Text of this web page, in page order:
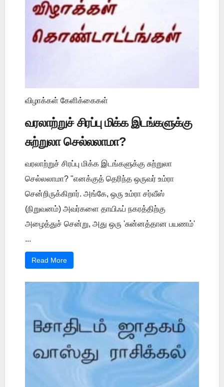
விழாக்கள் கேளிக்கைகள்
வரலாற்றுச் சிரப்பு மிக்க இடங்களுக்கு
சுற்றுலா செல்லலாமா?
வரலாற்றுச் சிரப்பு மிக்க இடங்களுக்கு சுற்றுலா
செல்லலாமா? "எனக்குத் தெரிந்த ஒருவர் உம்ரா
சென்றிருக்கிறார். அங்கே, ஒரு உம்ரா சர்வீஸ்
(நிறுவனம்) அவர்களை தாயிஃப் நகரத்திற்கு
அழைத்துச் சென்று, அது ஒரு 'சுன்னத்தான பயணம்'
...
Read More